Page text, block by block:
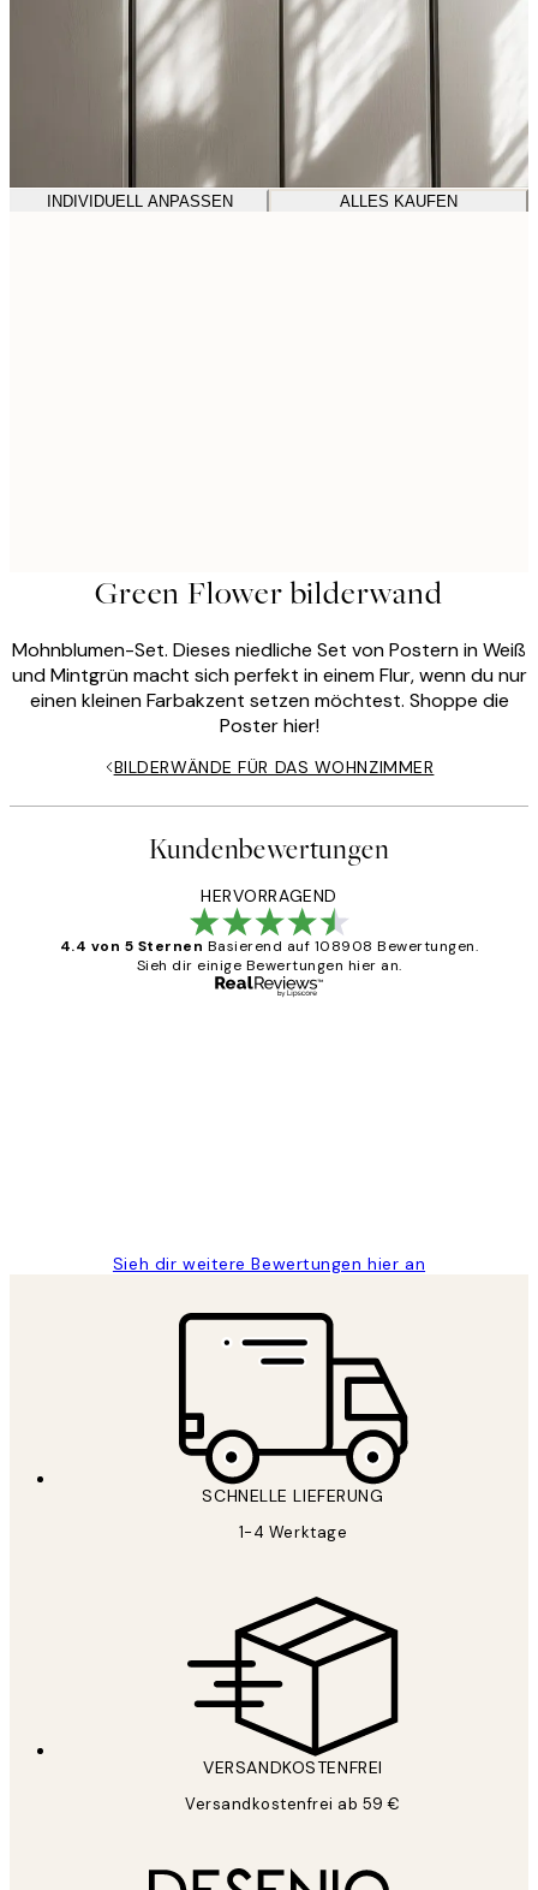
INDIVIDUELL ANPASSEN ALLES KAUFEN
Green Flower bilderwand
Mohnblumen-Set. Dieses niedliche Set von Postern in Weiß
und Mintgrün macht sich perfekt in einem Flur, wenn du nur
einen kleinen Farbakzent setzen möchtest. Shoppe die
Poster hier!
BILDERWÄNDE FÜR DAS WOHNZIMMER
Kundenbewertungen
HERVORRAGEND
4.4 von 5 Sternen Basierend auf 108908 Bewertungen.
Sieh dir einige Bewertungen hier an.
Sieh dir weitere Bewertungen hier an
SCHNELLE LIEFERUNG
1-4 Werktage
VERSANDKOSTENFREI
Versandkostenfrei ab 59 €